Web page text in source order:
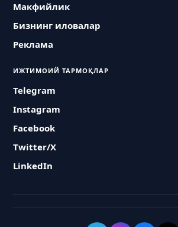
Макфийлик
Бизнинг иловалар
Реклама
ИЖТИМОИЙ ТАРМОҚЛАР
Telegram
Instagram
Facebook
Twitter/X
LinkedIn